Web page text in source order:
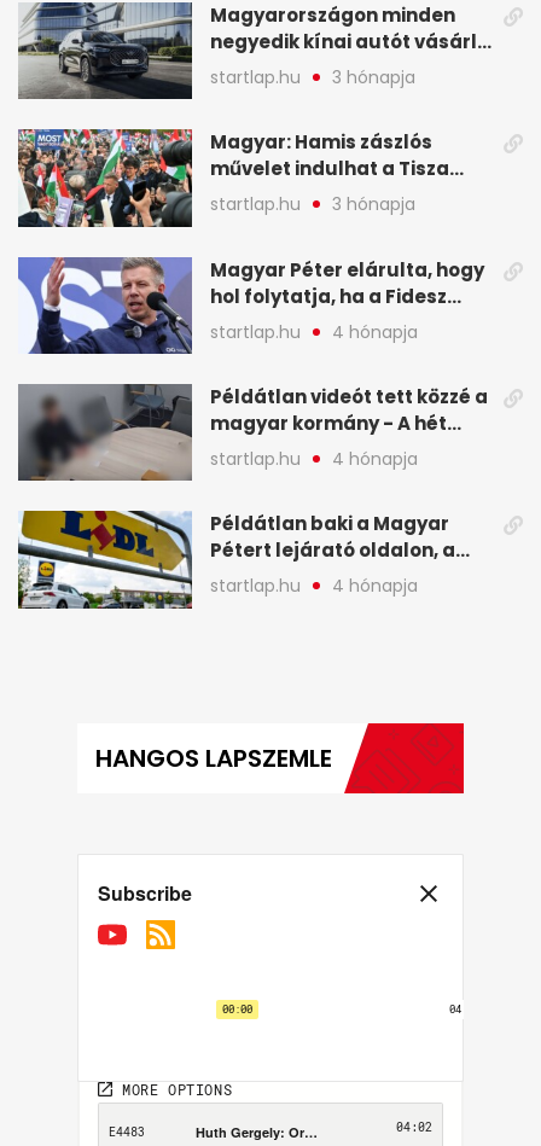
Magyarországon minden
negyedik kínai autót vásárló
a Chery mellett döntött (X)
startlap.hu 3 hónapja
Magyar: Hamis zászlós
művelet indulhat a Tisza
ellen a választás napján - A
hét legfontosabb eseményei
startlap.hu 3 hónapja
Magyar Péter elárulta, hogy
hol folytatja, ha a Fidesz
nyeri a választást - A hét
legfontosabb hírei
startlap.hu 4 hónapja
Példátlan videót tett közzé a
magyar kormány - A hét
legfontosabb hírei
képekben
startlap.hu 4 hónapja
Példátlan baki a Magyar
Pétert lejárató oldalon, a
Lidlnek azonnal lépnie
kellett - A hét legfontosabb
startlap.hu 4 hónapja
HANGOS LAPSZEMLE